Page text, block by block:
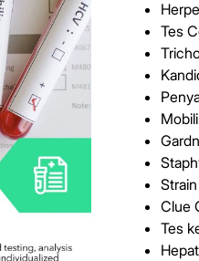
Tes
Clue
Tes